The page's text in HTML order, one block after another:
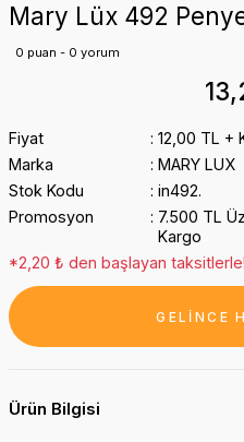
Mary Lüx 492
0 puan - 0 yorum
Fiyat
12,00 TL +
Marka
MARY LUX
Stok Kodu
in492.
Promosyon
7.500 TL
Kargo
*2,20 ₺ den başlayan
GELİNCE
Ürün Bilgisi